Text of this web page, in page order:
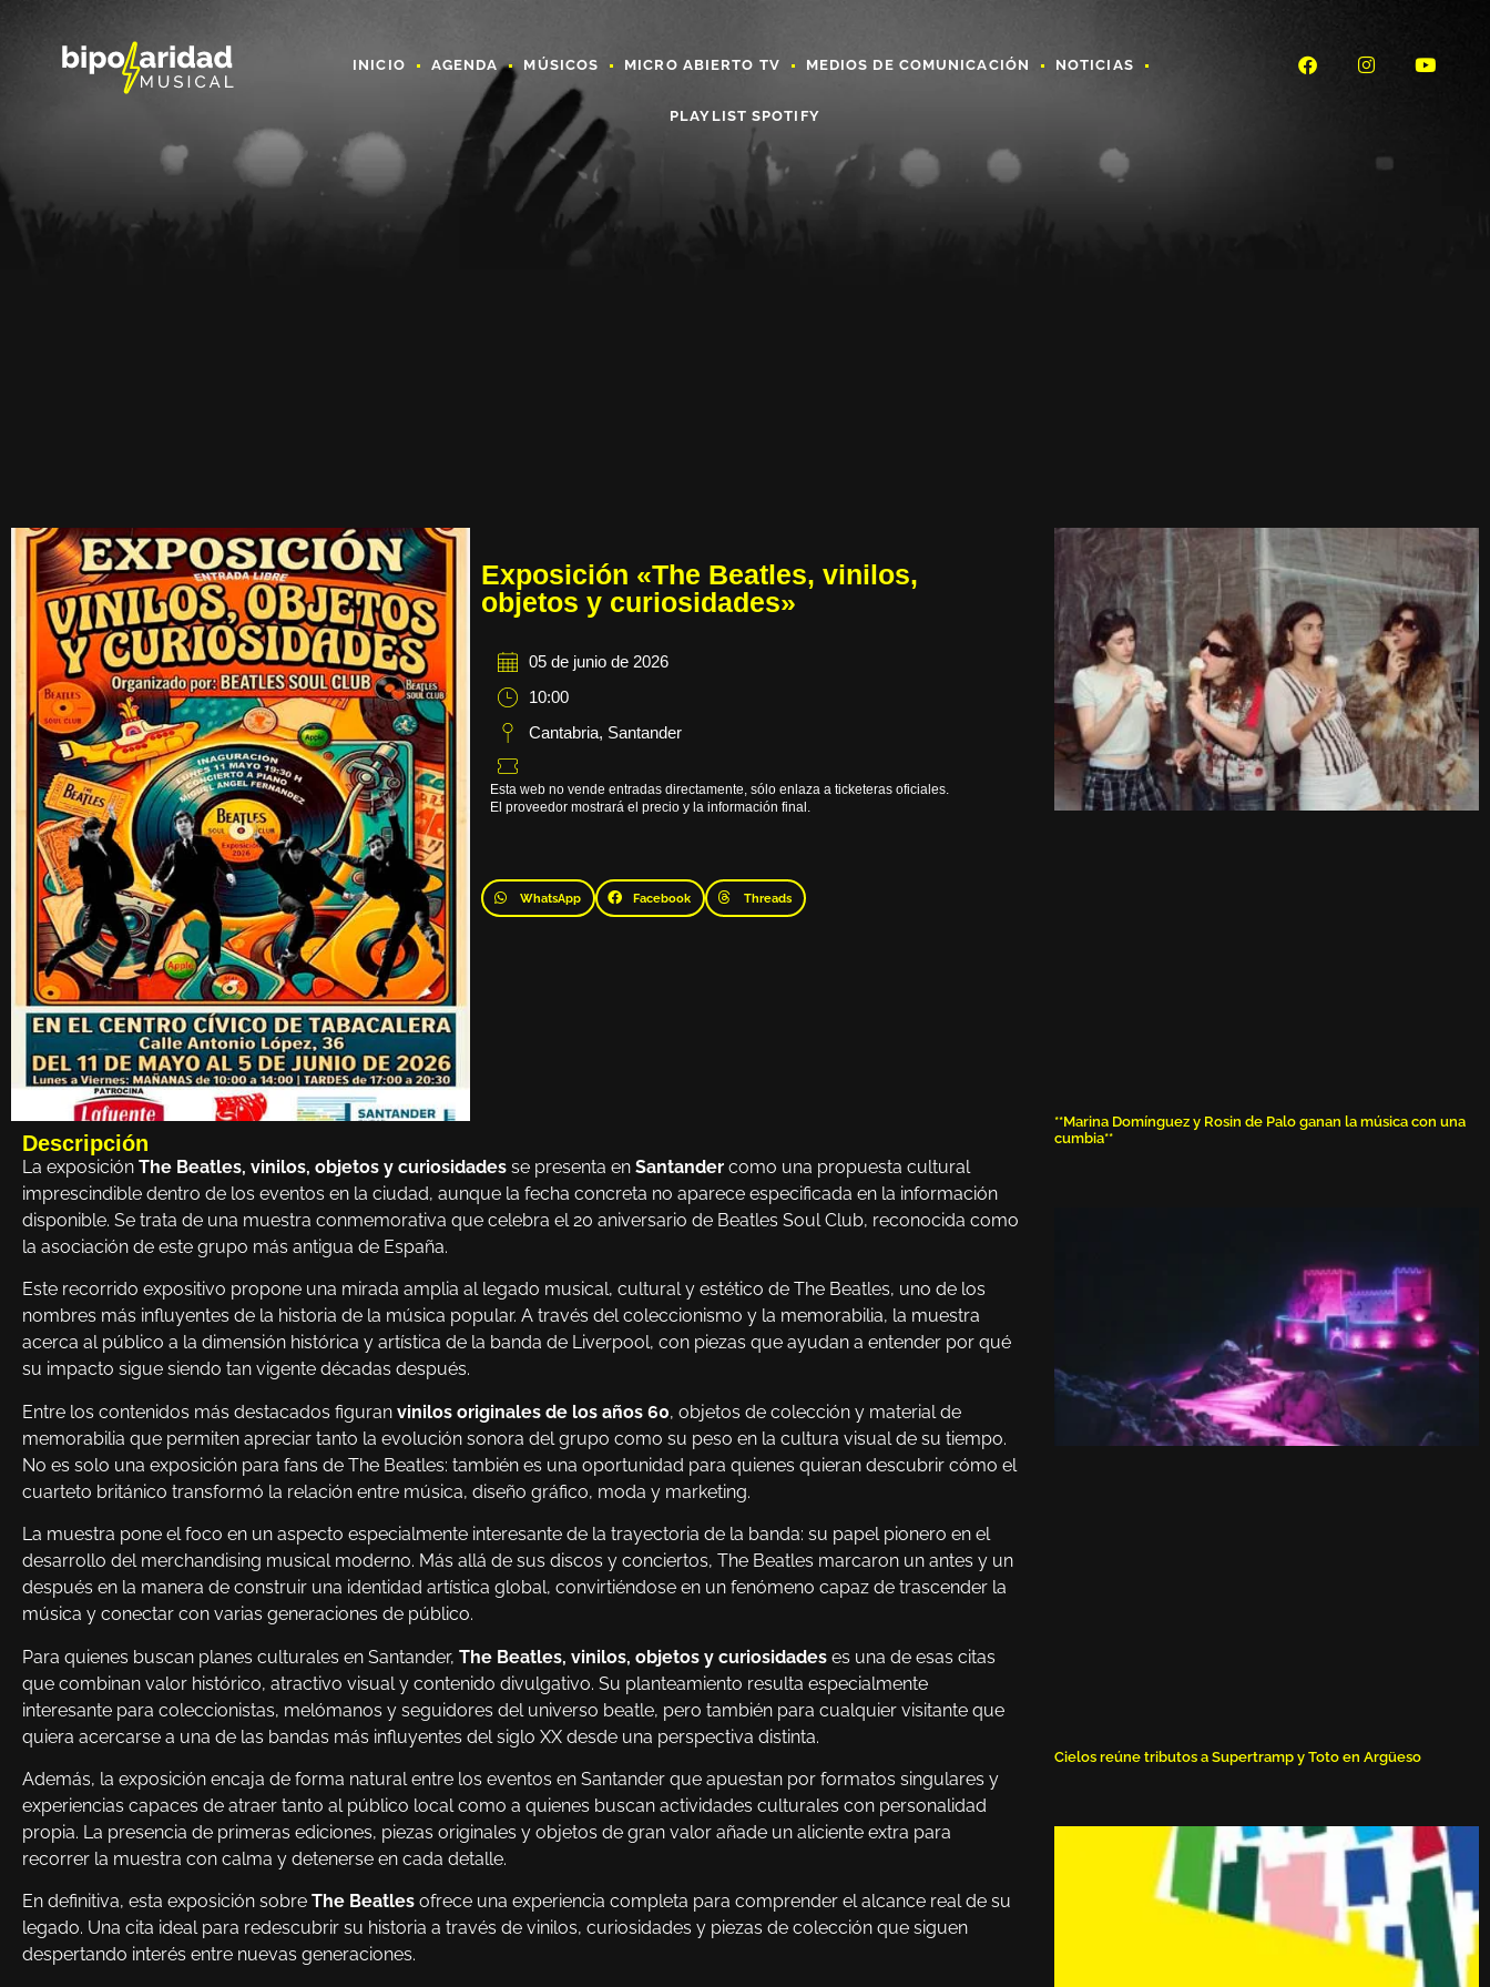
INICIO AGENDA MÚSICOS MICRO ABIERTO TV MEDIOS DE COMUNICACIÓN NOTICIAS
PLAYLIST SPOTIFY
Exposición «The Beatles, vinilos,
objetos y curiosidades»
05 de junio de 2026
10:00
Cantabria, Santander
Esta web no vende entradas directamente, sólo enlaza a ticketeras oficiales.
El proveedor mostrará el precio y la información final.
WhatsApp Facebook Threads
Descripción
La exposición The Beatles, vinilos, objetos y curiosidades se presenta en Santander como una propuesta cultural
imprescindible dentro de los eventos en la ciudad, aunque la fecha concreta no aparece especificada en la información
disponible. Se trata de una muestra conmemorativa que celebra el 20 aniversario de Beatles Soul Club, reconocida como
la asociación de este grupo más antigua de España.
Este recorrido expositivo propone una mirada amplia al legado musical, cultural y estético de The Beatles, uno de los
nombres más influyentes de la historia de la música popular. A través del coleccionismo y la memorabilia, la muestra
acerca al público a la dimensión histórica y artística de la banda de Liverpool, con piezas que ayudan a entender por qué
su impacto sigue siendo tan vigente décadas después.
Entre los contenidos más destacados figuran vinilos originales de los años 60, objetos de colección y material de
memorabilia que permiten apreciar tanto la evolución sonora del grupo como su peso en la cultura visual de su tiempo.
No es solo una exposición para fans de The Beatles: también es una oportunidad para quienes quieran descubrir cómo el
cuarteto británico transformó la relación entre música, diseño gráfico, moda y marketing.
La muestra pone el foco en un aspecto especialmente interesante de la trayectoria de la banda: su papel pionero en el
desarrollo del merchandising musical moderno. Más allá de sus discos y conciertos, The Beatles marcaron un antes y un
después en la manera de construir una identidad artística global, convirtiéndose en un fenómeno capaz de trascender la
música y conectar con varias generaciones de público.
Para quienes buscan planes culturales en Santander, The Beatles, vinilos, objetos y curiosidades es una de esas citas
que combinan valor histórico, atractivo visual y contenido divulgativo. Su planteamiento resulta especialmente
interesante para coleccionistas, melómanos y seguidores del universo beatle, pero también para cualquier visitante que
quiera acercarse a una de las bandas más influyentes del siglo XX desde una perspectiva distinta.
Además, la exposición encaja de forma natural entre los eventos en Santander que apuestan por formatos singulares y
experiencias capaces de atraer tanto al público local como a quienes buscan actividades culturales con personalidad
propia. La presencia de primeras ediciones, piezas originales y objetos de gran valor añade un aliciente extra para
recorrer la muestra con calma y detenerse en cada detalle.
En definitiva, esta exposición sobre The Beatles ofrece una experiencia completa para comprender el alcance real de su
legado. Una cita ideal para redescubrir su historia a través de vinilos, curiosidades y piezas de colección que siguen
despertando interés entre nuevas generaciones.
**Marina Domínguez y Rosin de Palo ganan la música con una
cumbia**
Cielos reúne tributos a Supertramp y Toto en Argüeso